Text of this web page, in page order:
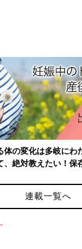
の聞こえについて
も、全身状態はよか
受けたうえで、通
を待つことになり
なくなる？」
体の変化は多岐にわ
、絶対教えたい！保
連載一覧へ